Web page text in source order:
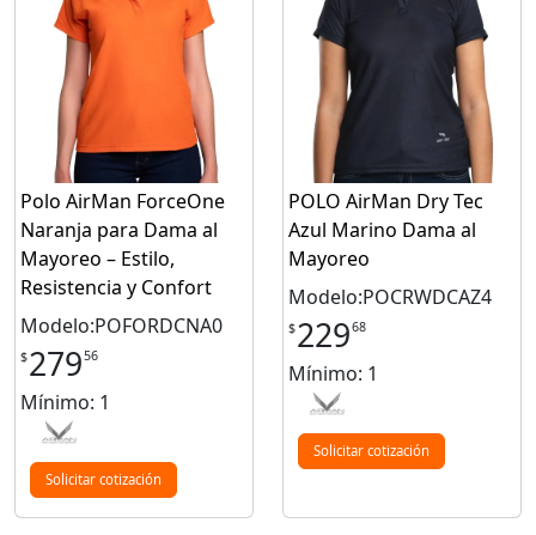
Polo AirMan ForceOne
Naranja para Dama al
Mayoreo – Estilo,
Resistencia y Confort
Modelo:POFORDCNA0
$27956
Mínimo: 1
Solicitar cotización
POLO AirMan Dry Tec
Azul Marino Dama al
Mayoreo
Modelo:POCRWDCAZ4
$22968
Mínimo: 1
Solicitar cotización